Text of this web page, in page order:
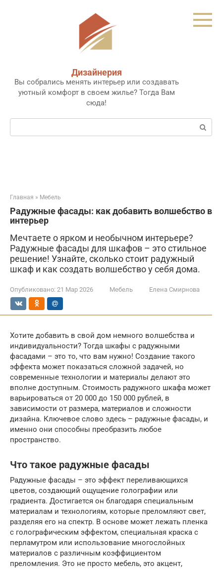
Дизайнерия
Вы собрались менять интерьер или создавать
уютный комфорт в своем жилье? Тогда Вам
сюда!
Поиск:
Главная » Мебель
Радужные фасады: как добавить волшебство в
интерьер
Мечтаете о ярком и необычном интерьере?
Радужные фасады для шкафов – это стильное
решение! Узнайте, сколько стоит радужный
шкаф и как создать волшебство у себя дома.
Опубликовано: 21 Мар 2026 Мебель Елена Смирнова
Хотите добавить в свой дом немного волшебства и
индивидуальности? Тогда шкафы с радужными
фасадами – это то, что вам нужно! Создание такого
эффекта может показаться сложной задачей, но
современные технологии и материалы делают это
вполне доступным. Стоимость радужного шкафа может
варьироваться от 20 000 до 150 000 рублей, в
зависимости от размера, материалов и сложности
дизайна. Ключевое слово здесь – радужные фасады, и
именно они способны преобразить любое
пространство.
Что такое радужные фасады
Радужные фасады – это эффект переливающихся
цветов, создающий ощущение голографии или
градиента. Достигается он благодаря специальным
материалам и технологиям, которые преломляют свет,
разделяя его на спектр. В основе может лежать пленка
с голографическим эффектом, специальная краска с
перламутром или использование многослойных
материалов с различным коэффициентом
преломления. Это не просто мебель, это акцент,